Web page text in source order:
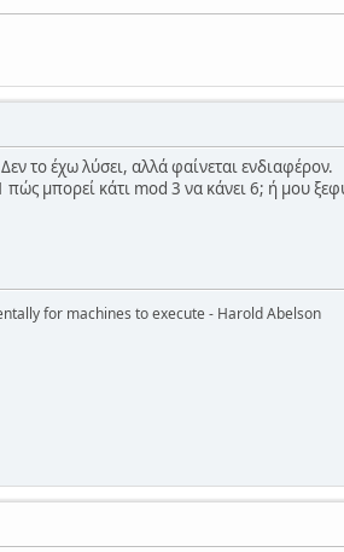
το έχω λύσει, αλλά φαίνεται ενδιαφέρον.
μπορεί κάτι mod 3 να κάνει 6; ή μου
for machines to execute - Harold Abelson